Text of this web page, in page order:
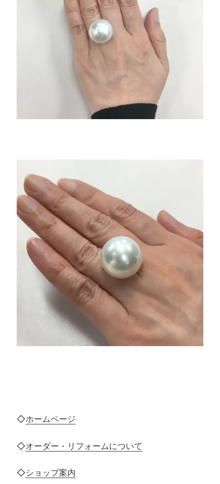
◇ホームページ
◇オーダー・リフォームについて
◇ショップ案内